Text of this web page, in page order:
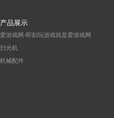
产品展示
爱游戏网-即刻玩游戏就是爱游戏网
扫光机
机械配件